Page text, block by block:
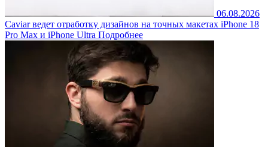
06.08.2026
Caviar ведет отработку дизайнов на точных макетах iPhone 18
Pro Max и iPhone Ultra Подробнее